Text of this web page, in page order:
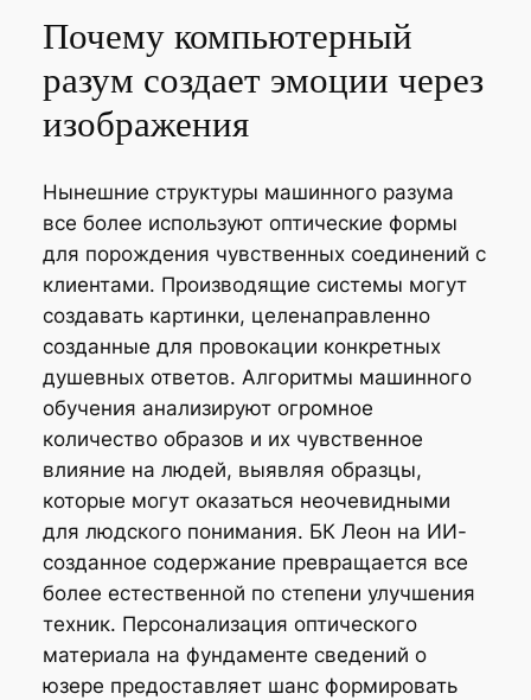
Почему компьютерный
разум создает эмоции через
изображения
Нынешние структуры машинного разума
все более используют оптические формы
для порождения чувственных соединений с
клиентами. Производящие системы могут
создавать картинки, целенаправленно
созданные для провокации конкретных
душевных ответов. Алгоритмы машинного
обучения анализируют огромное
количество образов и их чувственное
влияние на людей, выявляя образцы,
которые могут оказаться неочевидными
для людского понимания. БК Леон на ИИ-
созданное содержание превращается все
более естественной по степени улучшения
техник. Персонализация оптического
материала на фундаменте сведений о
юзере предоставляет шанс формировать